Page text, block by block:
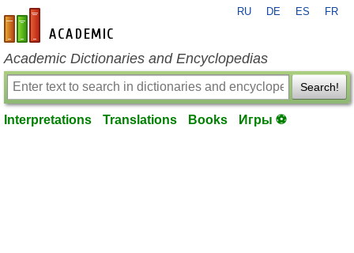
en-academic.com
RU DE ES FR
Academic Dictionaries and Encyclopedias
Search!
Interpretations Translations Books Игры ⚽